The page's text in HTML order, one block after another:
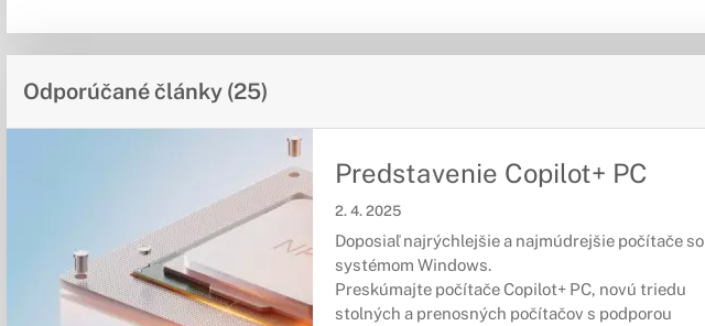
Odporúčané články (25)
Predstavenie Copilot+ PC
2. 4. 2025
Doposiaľ najrýchlejšie a najmúdrejšie počítače so
systémom Windows.
Preskúmajte počítače Copilot+ PC, novú triedu
stolných a prenosných počítačov s podporou